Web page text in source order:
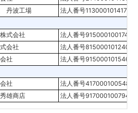
丹波工場
法人番号1130001014175
式会社
法人番号9150001001742
会社
法人番号8150001012402
社
法人番号9150001015461
社
法人番号4170001005481
雄商店 法人番号9170001007944